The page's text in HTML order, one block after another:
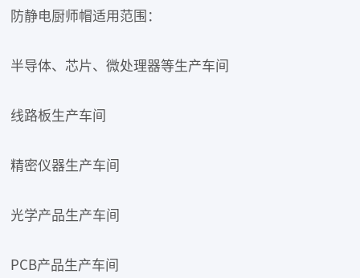
防静电厨师帽适用范围：
半导体、芯片、微处理器等生产车间
线路板生产车间
精密仪器生产车间
光学产品生产车间
PCB产品生产车间